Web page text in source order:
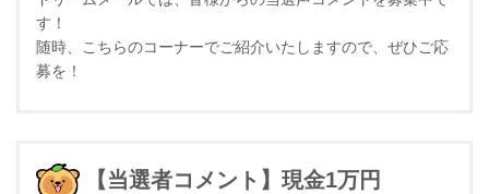
す！
随時、こちらのコーナーでご紹介いたしますので、ぜひご応
募を！
【当選者コメント】現金1万円